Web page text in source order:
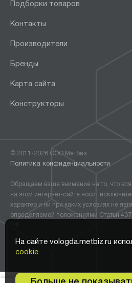
На сайте vologda.metbiz.ru
cookie.
Подборки товаров
Контакты
Производители
Бренды
Карта сайта
Конструкторы
© 2011-2026 ООО Метбиз
Политика конфиденциальности
Обращаем ваше внимание на то, что
на этом интернет-сайте носит
характер и ни при каких условиях не
определяемой положениями Статьи 437